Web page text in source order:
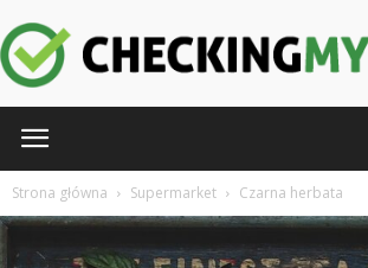
Strona główna Supermarket Czarna herbata